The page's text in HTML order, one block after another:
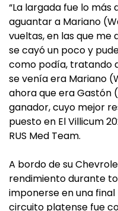
“La largada fue lo
aguantar a Mariano
vueltas, en las que me
se cayó un poco y
como podía, tratando
se venía era Mariano
ahora que era Gastón
ganador, cuyo mejor
puesto en El Villicum
RUS Med Team.
A bordo de su
rendimiento durante
imponerse en una final
circuito platense fue